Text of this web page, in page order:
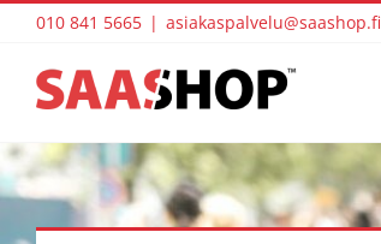
Skip
content
010 841 5665 | asiakaspalvelu@saashop.fi